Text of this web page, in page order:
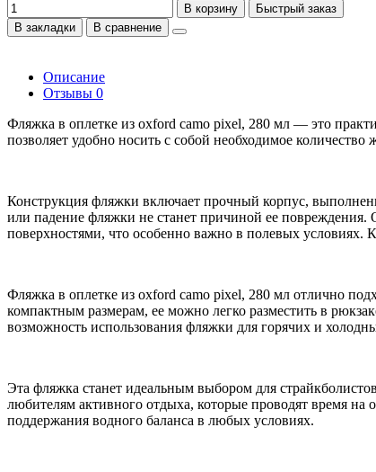
В корзину
Быстрый заказ
В закладки
В сравнение
Описание
Отзывы 0
Фляжка в оплетке из oxford camo pixel, 280 мл — это
позволяет удобно носить с собой необходимое
Конструкция фляжки включает прочный корпус,
или падение фляжки не станет причиной ее повреждения.
поверхностями, что особенно важно в полевых
Фляжка в оплетке из oxford camo pixel, 280 мл отлично
компактным размерам, ее можно легко разместить в
возможность использования фляжки для горячих и
Эта фляжка станет идеальным выбором для
любителям активного отдыха, которые проводят время
поддержания водного баланса в любых условиях.